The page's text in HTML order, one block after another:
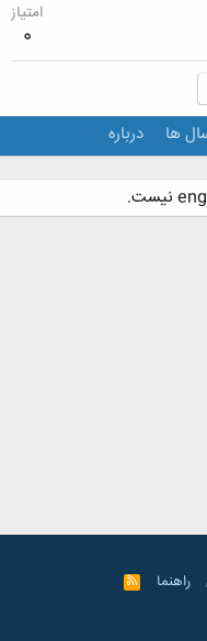
امتیاز
0
ها درباره
راهنما
R
S